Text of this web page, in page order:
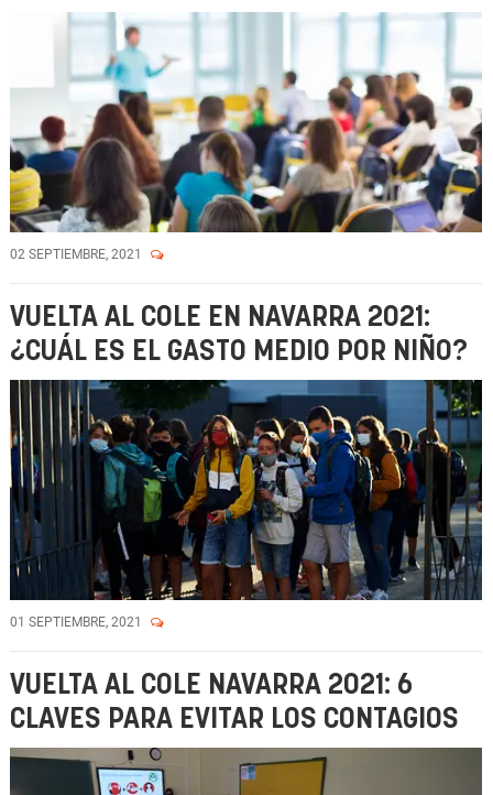
02 SEPTIEMBRE, 2021
VUELTA AL COLE EN NAVARRA 2021:
¿CUÁL ES EL GASTO MEDIO POR NIÑO?
01 SEPTIEMBRE, 2021
VUELTA AL COLE NAVARRA 2021: 6
CLAVES PARA EVITAR LOS CONTAGIOS